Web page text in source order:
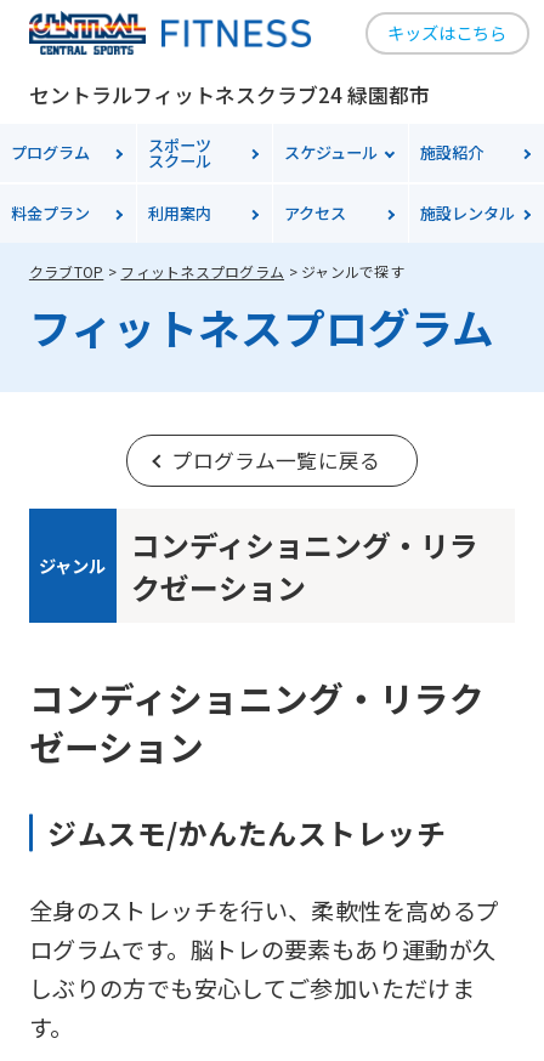
キッズはこちら
セントラルフィットネスクラブ24 緑園都市
プログラム スポーツ
スクール スケジュール 施設紹介
料金プラン 利用案内 アクセス 施設レンタル
クラブTOP フィットネスプログラム ジャンルで探す
フィットネスプログラム
プログラム一覧に戻る
ジャンル
コンディショニング・リラ
クゼーション
コンディショニング・リラク
ゼーション
ジムスモ/かんたんストレッチ
全身のストレッチを行い、柔軟性を高めるプ
ログラムです。脳トレの要素もあり運動が久
しぶりの方でも安心してご参加いただけま
す。